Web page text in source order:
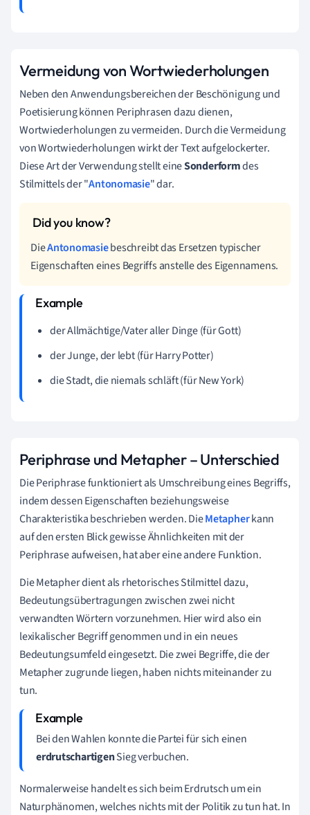
Vermeidung von Wortwiederholungen
Neben den Anwendungsbereichen der Beschönigung und
Poetisierung können Periphrasen dazu dienen,
Wortwiederholungen zu vermeiden. Durch die Vermeidung
von Wortwiederholungen wirkt der Text aufgelockerter.
Diese Art der Verwendung stellt eineSonderformdes
Stilmittels der "Antonomasie" dar.
DieAntonomasiebeschreibt das Ersetzen typischer
Eigenschaften eines Begriffs anstelle des Eigennamens.
der Allmächtige/Vater aller Dinge (für Gott)
der Junge, der lebt (für Harry Potter)
die Stadt, die niemals schläft (für New York)
Periphrase und Metapher – Unterschied
Die Periphrase funktioniert als Umschreibung eines Begriffs,
indem dessen Eigenschaften beziehungsweise
Charakteristika beschrieben werden. DieMetapherkann
auf den ersten Blick gewisse Ähnlichkeiten mit der
Periphrase aufweisen, hat aber eine andere Funktion.
Die Metapher dient als rhetorisches Stilmittel dazu,
Bedeutungsübertragungen zwischen zwei nicht
verwandten Wörtern vorzunehmen. Hier wird also ein
lexikalischer Begriff genommen und in ein neues
Bedeutungsumfeld eingesetzt. Die zwei Begriffe, die der
Metapher zugrunde liegen, haben nichts miteinander zu
tun.
Bei den Wahlen konnte die Partei für sich einen
erdrutschartigenSieg verbuchen.
Normalerweise handelt es sich beim Erdrutsch um ein
Naturphänomen, welches nichts mit der Politik zu tun hat. In